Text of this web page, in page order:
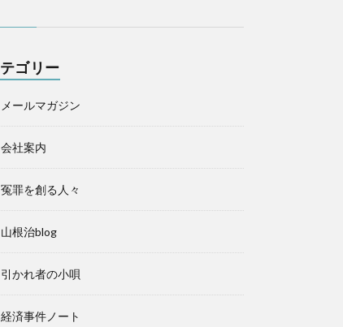
ゴリー
メールマガジン
会社案内
冤罪を創る人々
山根治blog
引かれ者の小唄
経済事件ノート